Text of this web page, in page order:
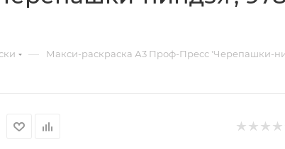
— Макси-раскраска А3 Проф-Пресс 'Черепашки-